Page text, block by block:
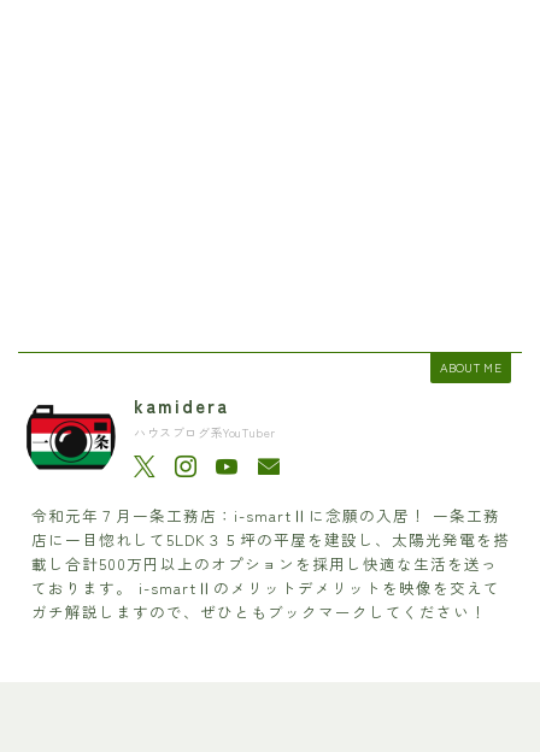
ABOUT ME
kamidera
ハウスブログ系YouTuber
令和元年７月一条工務店：i-smartⅡに念願の入居！ 一条工務
店に一目惚れして5LDK３５坪の平屋を建設し、太陽光発電を搭
載し合計500万円以上のオプションを採用し快適な生活を送っ
ております。 i-smartⅡのメリットデメリットを映像を交えて
ガチ解説しますので、ぜひともブックマークしてください！